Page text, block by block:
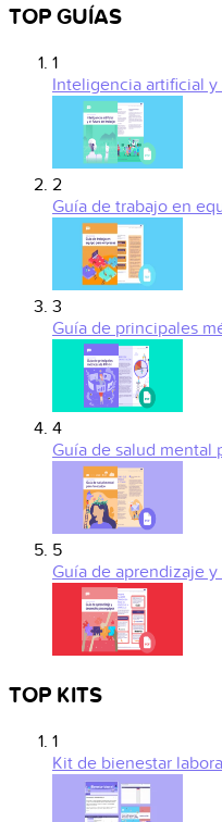
TOP GUÍAS
1
Inteligencia artificial
2
Guía de trabajo en
3
Guía de principales
4
Guía de salud mental
5
Guía de aprendizaje
TOP KITS
1
Kit de bienestar